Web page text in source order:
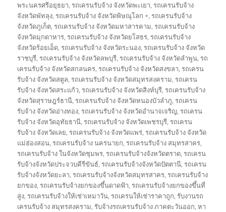
พระนครศรีอยุธยา,รถเครนรับจ้าง จังหวัดพะเยา,รถเครนรับจ้าง
จังหวัดพัทลุง,รถเครนรับจ้าง จังหวัดพิษณุโลก +,รถเครนรับจ้าง
จังหวัดภูเก็ต,รถเครนรับจ้าง จังหวัดมหาสารคาม,รถเครนรับจ้าง
จังหวัดมุกดาหาร,รถเครนรับจ้าง จังหวัดยโสธร,รถเครนรับจ้าง
จังหวัดร้อยเอ็ด,รถเครนรับจ้าง จังหวัดระนอง,รถเครนรับจ้าง จังหวัด
ราชบุรี,รถเครนรับจ้าง จังหวัดลพบุรี,รถเครนรับจ้าง จังหวัดลำพูน,รถ
เครนรับจ้าง จังหวัดสกลนคร,รถเครนรับจ้าง จังหวัดสงขลา,รถเครน
รับจ้าง จังหวัดสตูล,รถเครนรับจ้าง จังหวัดสมุทรสงคราม,รถเครน
รับจ้าง จังหวัดสระแก้ว,รถเครนรับจ้าง จังหวัดสิงห์บุรี,รถเครนรับจ้าง
จังหวัดสุราษฎร์ธานี,รถเครนรับจ้าง จังหวัดหนองบัวลำภู,รถเครน
รับจ้าง จังหวัดอ่างทอง,รถเครนรับจ้าง จังหวัดอำนาจเจริญ,รถเครน
รับจ้าง จังหวัดอุทัยธานี,รถเครนรับจ้าง จังหวัดเพชรบุรี,รถเครน
รับจ้าง จังหวัดเลย,รถเครนรับจ้าง จังหวัดแพร่,รถเครนรับจ้าง จังหวัด
แม่ฮ่องสอน,รถเครนรับจ้าง นครนายก,รถเครนรับจ้าง สมุทรสาคร,
รถเครนรับจ้าง ในจังหวัดชุมพร,รถเครนรับจ้างจังหวัดตราด,รถเครน
รับจ้างจังหวัดประจวบคีรีขันธ์,รถเครนรับจ้างจังหวัดปัตตานี,รถเครน
รับจ้างจังหวัดยะลา,รถเครนรับจ้างจังหวัดสมุทรสาคร,รถเครนรับจ้าง
ยกของ,รถเครนรับจ้างยกของขึ้นดาดฟ้า,รถเครนรับจ้างยกของขึ้นที่
สูง,รถเครนรับจ้างให้เช่าเหมาวัน,รถเครนให้เช่าราคาถูก,รับงานรถ
เครนรับจ้าง สมุทรสงคราม,รับจ้างรถเครนรับจ้าง ภาคตะวันออก,หา